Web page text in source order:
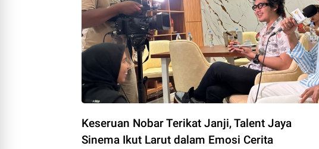
Keseruan Nobar Terikat Janji, Talent Jaya
Sinema Ikut Larut dalam Emosi Cerita